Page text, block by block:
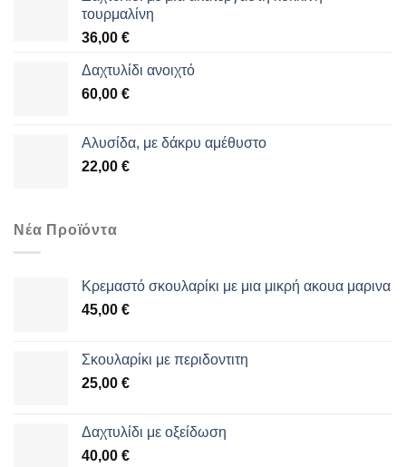
τουρμαλίνη
36,00 €
Δαχτυλίδι ανοιχτό
60,00 €
Αλυσίδα, με δάκρυ αμέθυστο
22,00 €
Νέα Προϊόντα
Κρεμαστό σκουλαρίκι με μια μικρή ακουα μαρινα
45,00 €
Σκουλαρίκι με περιδοντιτη
25,00 €
Δαχτυλίδι με οξείδωση
40,00 €